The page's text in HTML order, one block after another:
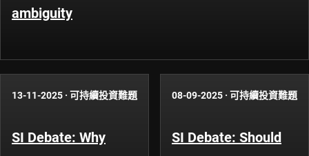
ambiguity
13-11-2025 · 可持續投資難題
SI Debate: Why
08-09-2025 · 可持續投資難題
SI Debate: Should